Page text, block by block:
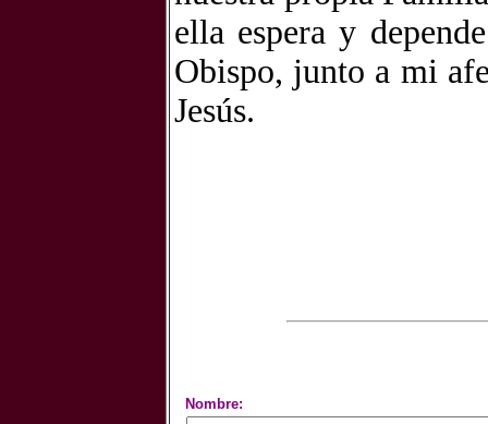
ella espera y
Obispo, junto a mi
Jesús.
Nombre: